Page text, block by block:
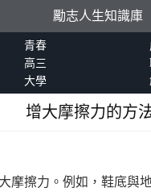
勵志人生知識庫
青春
高三
大學
增大摩擦力的方
摩擦力。例如，鞋底與